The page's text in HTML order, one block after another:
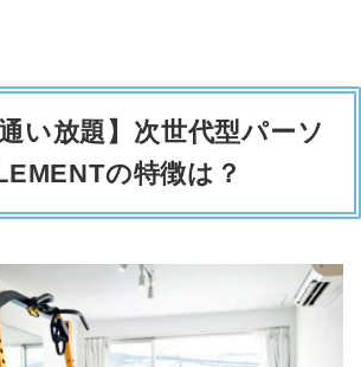
い放題】次世代型パーソ
の特徴は？